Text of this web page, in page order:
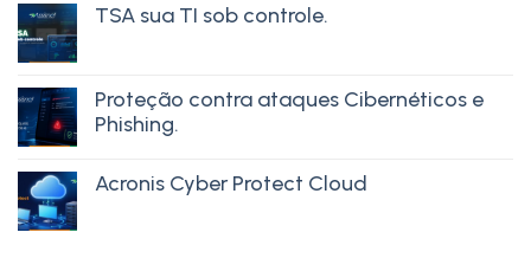
TSA sua TI sob controle.
Proteção contra ataques Cibernéticos e
Phishing.
Acronis Cyber Protect Cloud